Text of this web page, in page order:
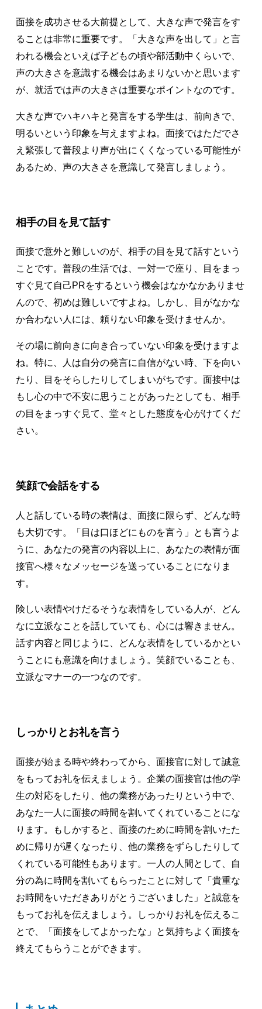
面接を成功させる大前提として、大きな声で発言をす
ることは非常に重要です。「大きな声を出して」と言
われる機会といえば子どもの頃や部活動中くらいで、
声の大きさを意識する機会はあまりないかと思います
が、就活では声の大きさは重要なポイントなのです。
大きな声でハキハキと発言をする学生は、前向きで、
明るいという印象を与えますよね。面接ではただでさ
え緊張して普段より声が出にくくなっている可能性が
あるため、声の大きさを意識して発言しましょう。
相手の目を見て話す
面接で意外と難しいのが、相手の目を見て話すという
ことです。普段の生活では、一対一で座り、目をまっ
すぐ見て自己PRをするという機会はなかなかありませ
んので、初めは難しいですよね。しかし、目がなかな
か合わない人には、頼りない印象を受けませんか。
その場に前向きに向き合っていない印象を受けますよ
ね。特に、人は自分の発言に自信がない時、下を向い
たり、目をそらしたりしてしまいがちです。面接中は
もし心の中で不安に思うことがあったとしても、相手
の目をまっすぐ見て、堂々とした態度を心がけてくだ
さい。
笑顔で会話をする
人と話している時の表情は、面接に限らず、どんな時
も大切です。「目は口ほどにものを言う」とも言うよ
うに、あなたの発言の内容以上に、あなたの表情が面
接官へ様々なメッセージを送っていることになりま
す。
険しい表情やけだるそうな表情をしている人が、どん
なに立派なことを話していても、心には響きません。
話す内容と同じように、どんな表情をしているかとい
うことにも意識を向けましょう。笑顔でいることも、
立派なマナーの一つなのです。
しっかりとお礼を言う
面接が始まる時や終わってから、面接官に対して誠意
をもってお礼を伝えましょう。企業の面接官は他の学
生の対応をしたり、他の業務があったりという中で、
あなた一人に面接の時間を割いてくれていることにな
ります。もしかすると、面接のために時間を割いたた
めに帰りが遅くなったり、他の業務をずらしたりして
くれている可能性もあります。一人の人間として、自
分の為に時間を割いてもらったことに対して「貴重な
お時間をいただきありがとうございました」と誠意を
もってお礼を伝えましょう。しっかりお礼を伝えるこ
とで、「面接をしてよかったな」と気持ちよく面接を
終えてもらうことができます。